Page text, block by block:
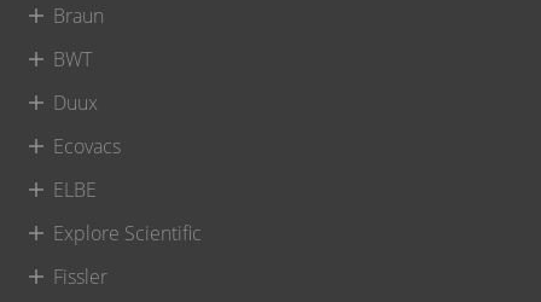
Braun
BWT
Duux
Ecovacs
ELBE
Explore Scientific
Fissler